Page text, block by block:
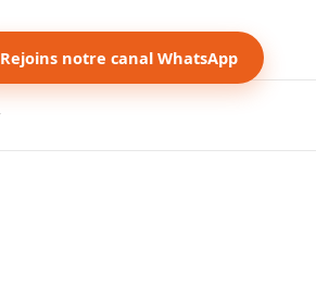
Rejoins notre canal WhatsApp